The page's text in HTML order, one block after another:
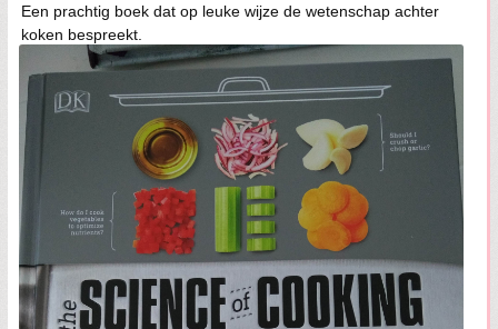
Een prachtig boek dat op leuke wijze de wetenschap achter
koken bespreekt.